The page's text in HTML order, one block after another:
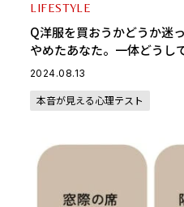
LIFESTYLE
Q洋服を買おうかどうか迷
やめたあなた。一体どうし
ト】あなたが苦手に感じる
2024.08.13
本音が見える心理テスト